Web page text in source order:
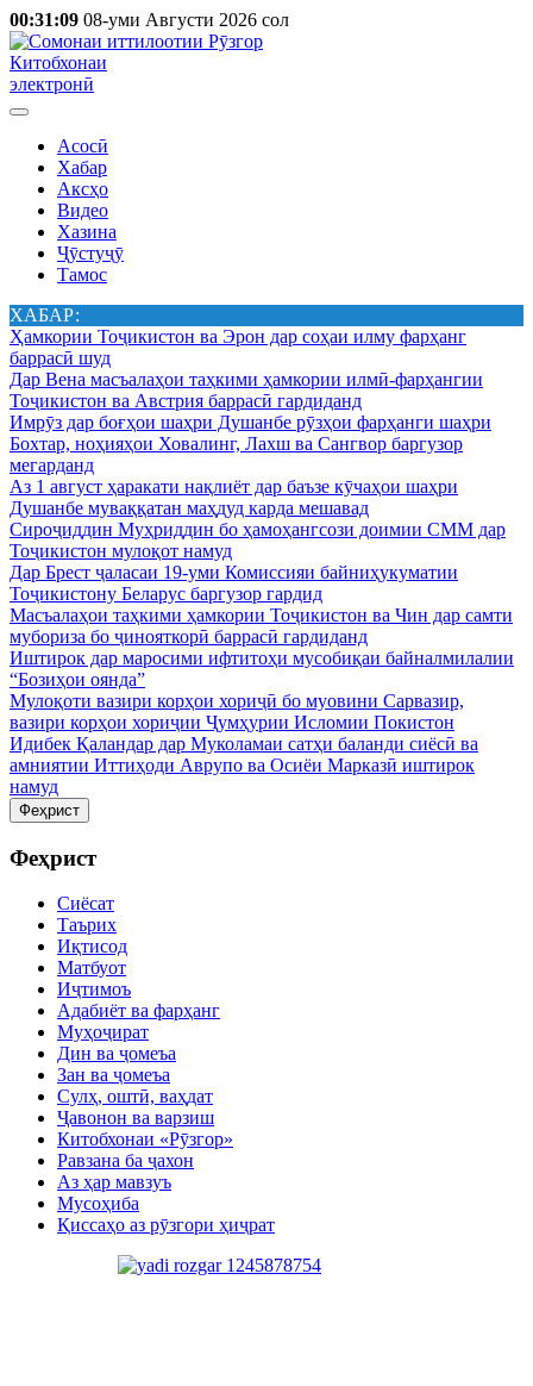
00:31:09 08-уми Августи 2026 сол
Китобхонаи
электронӣ
Асосӣ
Хабар
Аксҳо
Видео
Хазина
Ҷӯстуҷӯ
Тамос
ХАБАР:
Ҳамкории Тоҷикистон ва Эрон дар соҳаи илму фарҳанг
баррасӣ шуд
Дар Вена масъалаҳои таҳкими ҳамкории илмӣ-фарҳангии
Тоҷикистон ва Австрия баррасӣ гардиданд
Имрӯз дар боғҳои шаҳри Душанбе рӯзҳои фарҳанги шаҳри
Бохтар, ноҳияҳои Ховалинг, Лахш ва Сангвор баргузор
мегарданд
Аз 1 август ҳаракати нақлиёт дар баъзе кӯчаҳои шаҳри
Душанбе муваққатан маҳдуд карда мешавад
Сироҷиддин Муҳриддин бо ҳамоҳангсози доимии СММ дар
Тоҷикистон мулоқот намуд
Дар Брест ҷаласаи 19-уми Комиссияи байниҳукуматии
Тоҷикистону Беларус баргузор гардид
Масъалаҳои таҳкими ҳамкории Тоҷикистон ва Чин дар самти
мубориза бо ҷинояткорӣ баррасӣ гардиданд
Иштирок дар маросими ифтитоҳи мусобиқаи байналмилалии
“Бозиҳои оянда”
Мулоқоти вазири корҳои хориҷӣ бо муовини Сарвазир,
вазири корҳои хориҷии Ҷумҳурии Исломии Покистон
Идибек Қаландар дар Муколамаи сатҳи баланди сиёсӣ ва
амниятии Иттиҳоди Аврупо ва Осиёи Марказӣ иштирок
намуд
Феҳрист
Феҳрист
Сиёсат
Таърих
Иқтисод
Матбуот
Иҷтимоъ
Адабиёт ва фарҳанг
Муҳоҷират
Дин ва ҷомеъа
Зан ва ҷомеъа
Сулҳ, оштӣ, ваҳдат
Ҷавонон ва варзиш
Китобхонаи «Рӯзгор»
Равзана ба ҷахон
Аз ҳар мавзуъ
Мусоҳиба
Қиссаҳо аз рӯзгори ҳиҷрат